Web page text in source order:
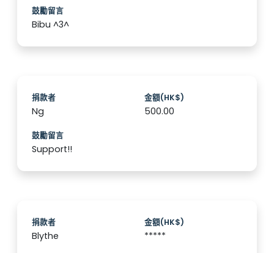
鼓勵留言
Bibu ^3^
捐款者
Ng
金額(HK$)
500.00
鼓勵留言
Support!!
捐款者
Blythe
金額(HK$)
*****